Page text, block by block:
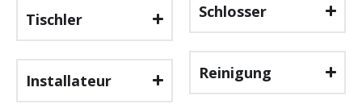
Tischler
Installateur
Schlosser
Reinigung